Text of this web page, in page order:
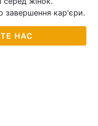
завершення кар'єри.
НАС